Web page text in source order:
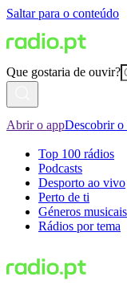
Saltar para o conteúdo
Que gostaria de ouvir?
Abrir o appDescobrir o
Top 100 rádios
Podcasts
Desporto ao vivo
Perto de ti
Géneros musicais
Rádios por tema